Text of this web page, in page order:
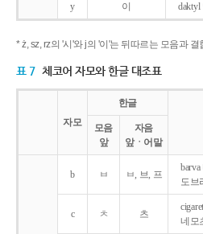
y 이 daktyl
* ż, sz, rz의 '시'와 j의 '이'는 뒤따르는 모음과
표 7 체코어 자모와 한글 대조표
자모
한글
모음
앞
자음
앞ㆍ어말
b ㅂ ㅂ, 브, 프
도브
c ㅊ 츠
네모